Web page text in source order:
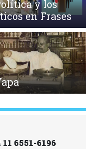
y los
en Frases
6551-6196